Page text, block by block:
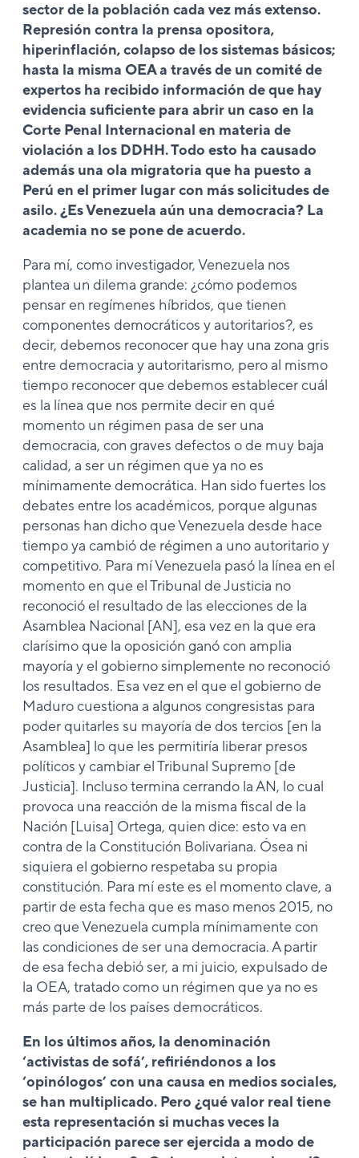
sector de la población cada vez más extenso.
Represión contra la prensa opositora,
hiperinflación, colapso de los sistemas básicos;
hasta la misma OEA a través de un comité de
expertos ha recibido información de que hay
evidencia suficiente para abrir un caso en la
Corte Penal Internacional en materia de
violación a los DDHH. Todo esto ha causado
además una ola migratoria que ha puesto a
Perú en el primer lugar con más solicitudes de
asilo. ¿Es Venezuela aún una democracia? La
academia no se pone de acuerdo.
Para mí, como investigador, Venezuela nos
plantea un dilema grande: ¿cómo podemos
pensar en regímenes híbridos, que tienen
componentes democráticos y autoritarios?, es
decir, debemos reconocer que hay una zona gris
entre democracia y autoritarismo, pero al mismo
tiempo reconocer que debemos establecer cuál
es la línea que nos permite decir en qué
momento un régimen pasa de ser una
democracia, con graves defectos o de muy baja
calidad, a ser un régimen que ya no es
mínimamente democrática. Han sido fuertes los
debates entre los académicos, porque algunas
personas han dicho que Venezuela desde hace
tiempo ya cambió de régimen a uno autoritario y
competitivo. Para mí Venezuela pasó la línea en el
momento en que el Tribunal de Justicia no
reconoció el resultado de las elecciones de la
Asamblea Nacional [AN], esa vez en la que era
clarísimo que la oposición ganó con amplia
mayoría y el gobierno simplemente no reconoció
los resultados. Esa vez en el que el gobierno de
Maduro cuestiona a algunos congresistas para
poder quitarles su mayoría de dos tercios [en la
Asamblea] lo que les permitiría liberar presos
políticos y cambiar el Tribunal Supremo [de
Justicia]. Incluso termina cerrando la AN, lo cual
provoca una reacción de la misma fiscal de la
Nación [Luisa] Ortega, quien dice: esto va en
contra de la Constitución Bolivariana. Ósea ni
siquiera el gobierno respetaba su propia
constitución. Para mí este es el momento clave, a
partir de esta fecha que es maso menos 2015, no
creo que Venezuela cumpla mínimamente con
las condiciones de ser una democracia. A partir
de esa fecha debió ser, a mi juicio, expulsado de
la OEA, tratado como un régimen que ya no es
más parte de los países democráticos.
En los últimos años, la denominación
‘activistas de sofá’, refiriéndonos a los
‘opinólogos’ con una causa en medios sociales,
se han multiplicado. Pero ¿qué valor real tiene
esta representación si muchas veces la
participación parece ser ejercida a modo de